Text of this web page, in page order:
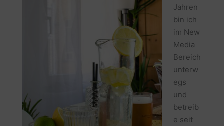
Jahren
bin ich
im New
Media
Bereich
unterw
egs
und
betreib
e seit